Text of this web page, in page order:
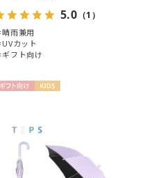
5.0 （1）
晴雨兼用
UVカット
ギフト向け